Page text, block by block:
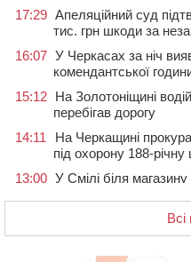
17:29 Апеляційний суд
тис. грн шкоди за
16:07 У Черкасах за ніч
комендантської
15:12 На Золотоніщині
перебігав дорогу
14:11
На Черкащині
під охорону 188-річну
13:00 У Смілі біля
У Черкасах
п’ятиповерховий
Всі